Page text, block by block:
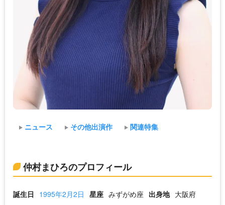
ニュース その他出演作 関連特集
仲村まひろのプロフィール
誕生日 1995年2月2日 星座 みずがめ座 出身地 大阪府